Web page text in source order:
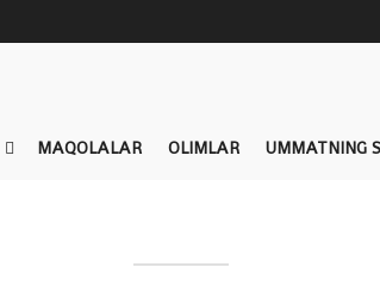
MAQOLALAR OLIMLAR UMMATNING